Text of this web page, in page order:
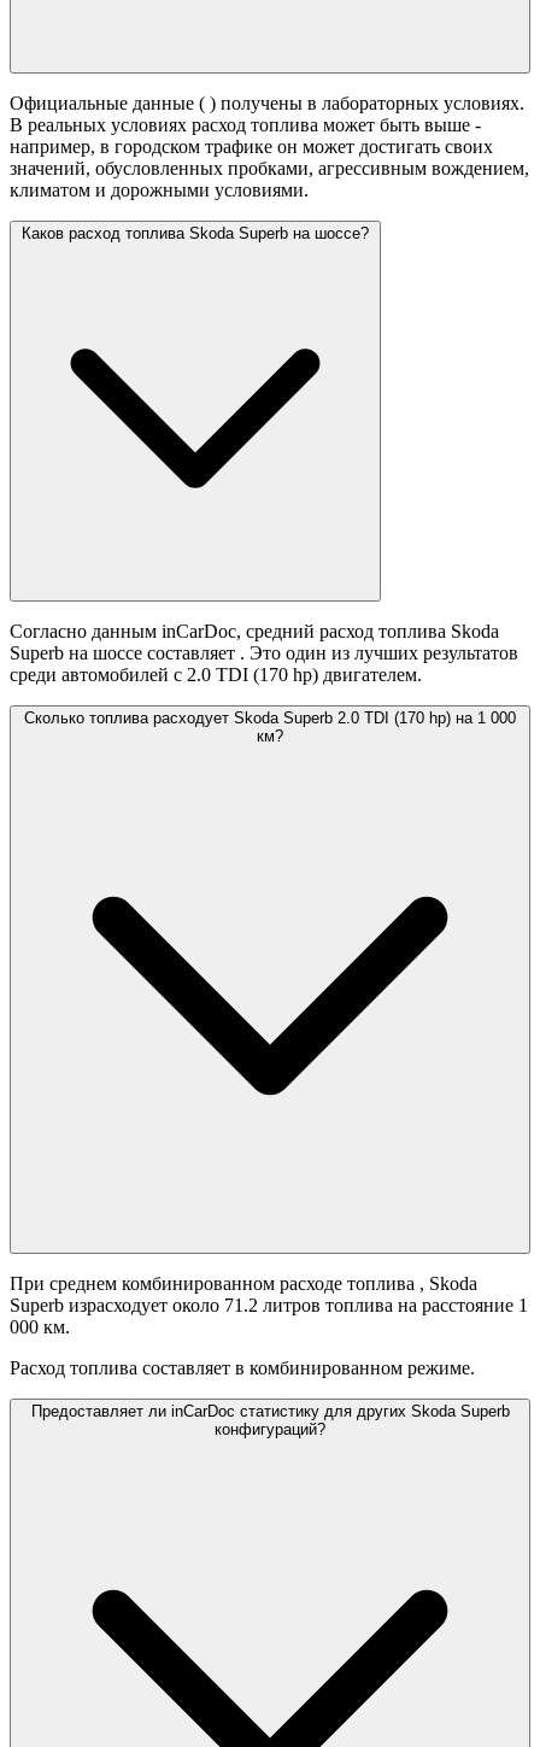
Официальные данные ( ) получены в лабораторных условиях.
В реальных условиях расход топлива может быть выше -
например, в городском трафике он может достигать своих
значений, обусловленных пробками, агрессивным вождением,
климатом и дорожными условиями.
Каков расход топлива Skoda Superb на шоссе?
Согласно данным inCarDoc, средний расход топлива Skoda
Superb на шоссе составляет . Это один из лучших результатов
среди автомобилей с 2.0 TDI (170 hp) двигателем.
Сколько топлива расходует Skoda Superb 2.0 TDI (170 hp) на 1 000
км?
При среднем комбинированном расходе топлива , Skoda
Superb израсходует около 71.2 литров топлива на расстояние 1
000 км.
Расход топлива составляет в комбинированном режиме.
Предоставляет ли inCarDoc статистику для других Skoda Superb
конфигураций?